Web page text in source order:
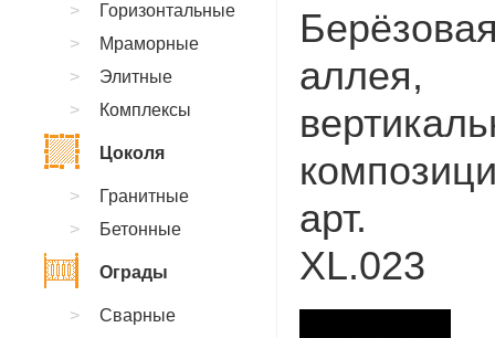
аллея,
арт.
XL.023
Горизонтальные
Мраморные
Элитные
Комплексы
Цоколя
Гранитные
Бетонные
Ограды
Сварные